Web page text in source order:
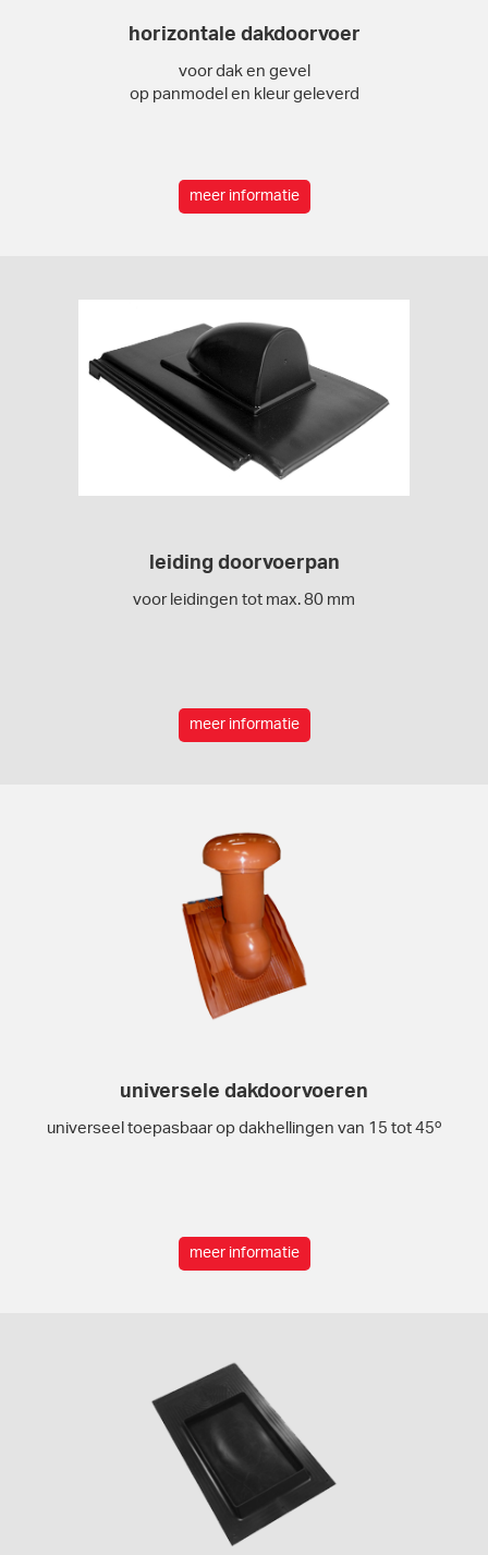
horizontale dakdoorvoer
voor dak en gevel
op panmodel en kleur geleverd
meer informatie
leiding doorvoerpan
voor leidingen tot max. 80 mm
meer informatie
universele dakdoorvoeren
universeel toepasbaar op dakhellingen van 15 tot 45º
meer informatie